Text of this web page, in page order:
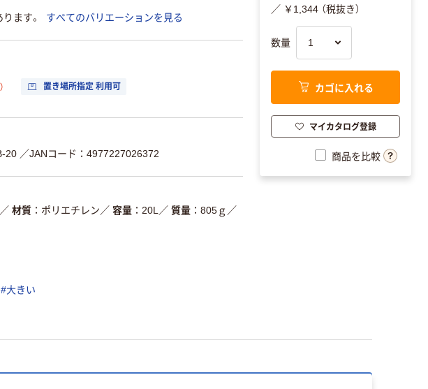
ます。
すべてのバリエーションを見る
置き場所指定 利用可
20 ／JANコード：4977227026372
／ 材質 ポリエチレン ／ 容量 20L ／ 質量 805ｇ ／
#大きい
／ ￥1,344 （税抜き）
数量
カゴに入れる
マイカタログ登録
商品を比較